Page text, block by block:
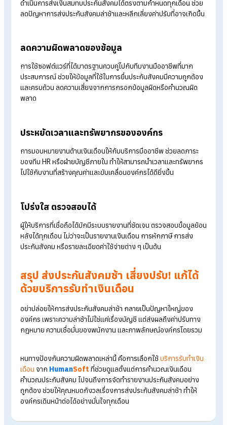
บุคลากรภายในอย่างเดียวอาจไม่ใช่คำตอบอีกต่อไป ทางออกที่
ปลอดภัยและยั่งยืนมากกว่าคือ การใช้บริการรับทำเงินเดือน
และกฎหมายแรงงานอย่างลึกซึ้ง โดยจุดเด่นของบริการรับทำเงิน
เดือนในการแก้ปัญหาส่งประกันสังคมล่าช้า มีดังนี้
ส่งประกันสังคมตรงเวลา
ดำเนินการส่งเงินสมทบประกันสังคมได้ตรงตามกำหนดทุกเดือน ช่
ลดปัญหาการส่งประกันสังคมล่าช้าและหลีกเลี่ยงค่าปรับที่อาจเกิด
ลดความผิดพลาดของข้อมูล
ประสบการณ์ ช่วยให้ข้อมูลที่ใช้ในการยื่นประกันสังคมมีความถูกต้
และครบถ้วน ลดความเสี่ยงจากการกรอกข้อมูลผิดหรือคำนวณผิด
พลาด